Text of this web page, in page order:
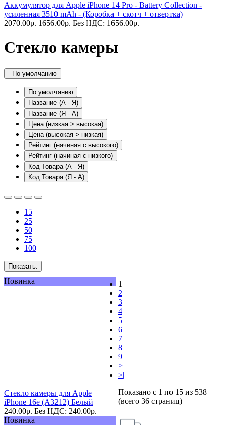
Аккумулятор для Apple iPhone 14 Pro - Battery Collection -
усиленная 3510 mAh - (Коробка + скотч + отвертка)
2070.00р. 1656.00р. Без НДС: 1656.00р.
Стекло камеры
По умолчанию
По умолчанию
Название (А - Я)
Название (Я - А)
Цена (низкая > высокая)
Цена (высокая > низкая)
Рейтинг (начиная с высокого)
Рейтинг (начиная с низкого)
Код Товара (А - Я)
Код Товара (Я - А)
15
25
50
75
100
Показать:
Новинка
Стекло камеры для Apple
iPhone 16e (A3212) Белый
240.00р. Без НДС: 240.00р.
Новинка
1
2
3
4
5
6
7
8
9
>
>|
Показано с 1 по 15 из 538
(всего 36 страниц)